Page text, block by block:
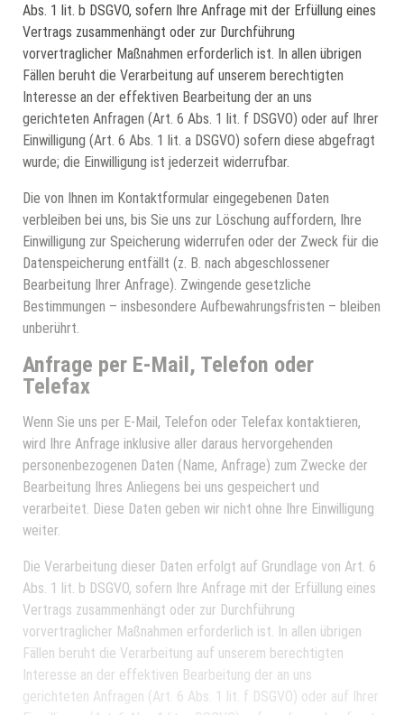
Abs. 1 lit. b DSGVO, sofern Ihre Anfrage mit der Erfüllung eines
Vertrags zusammenhängt oder zur Durchführung
vorvertraglicher Maßnahmen erforderlich ist. In allen übrigen
Fällen beruht die Verarbeitung auf unserem berechtigten
Interesse an der effektiven Bearbeitung der an uns
gerichteten Anfragen (Art. 6 Abs. 1 lit. f DSGVO) oder auf Ihrer
Einwilligung (Art. 6 Abs. 1 lit. a DSGVO) sofern diese abgefragt
wurde; die Einwilligung ist jederzeit widerrufbar.
Die von Ihnen im Kontaktformular eingegebenen Daten
verbleiben bei uns, bis Sie uns zur Löschung auffordern, Ihre
Einwilligung zur Speicherung widerrufen oder der Zweck für die
Datenspeicherung entfällt (z. B. nach abgeschlossener
Bearbeitung Ihrer Anfrage). Zwingende gesetzliche
Bestimmungen – insbesondere Aufbewahrungsfristen – bleiben
unberührt.
Anfrage per E-Mail, Telefon oder
Telefax
Wenn Sie uns per E-Mail, Telefon oder Telefax kontaktieren,
wird Ihre Anfrage inklusive aller daraus hervorgehenden
personenbezogenen Daten (Name, Anfrage) zum Zwecke der
Bearbeitung Ihres Anliegens bei uns gespeichert und
verarbeitet. Diese Daten geben wir nicht ohne Ihre Einwilligung
weiter.
Die Verarbeitung dieser Daten erfolgt auf Grundlage von Art. 6
Abs. 1 lit. b DSGVO, sofern Ihre Anfrage mit der Erfüllung eines
Vertrags zusammenhängt oder zur Durchführung
vorvertraglicher Maßnahmen erforderlich ist. In allen übrigen
Fällen beruht die Verarbeitung auf unserem berechtigten
Interesse an der effektiven Bearbeitung der an uns
gerichteten Anfragen (Art. 6 Abs. 1 lit. f DSGVO) oder auf Ihrer